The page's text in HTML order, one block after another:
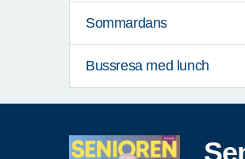
Sommardans
Bussresa med lunch